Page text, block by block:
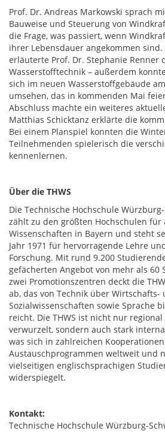
Prof. Dr. Andreas Markowski sprach
Bauweise und Steuerung von
die Frage, was passiert, wenn
ihrer Lebensdauer angekommen
erläuterte Prof. Dr. Stephanie Renner
Wasserstofftechnik – außerdem
sich im neuen Wasserstoffgebäude
umsehen, das in kommenden Mai
Abschluss machte ein weiteres
Matthias Schicktanz erklärte die
Bei einem Planspiel konnten die
Teilnehmenden spielerisch die
kennenlernen.
Über die THWS
Die Technische Hochschule
zählt zu den größten Hochschulen für
Wissenschaften in Bayern und steht
Jahr 1971 für hervorragende Lehre
Forschung. Mit rund 9.200
gefächerten Angebot von mehr als 60
zwei Promotionszentren deckt die
ab, das von Technik über Wirtschafts-
Sozialwissenschaften sowie Sprache
reicht. Die THWS ist nicht nur
verwurzelt, sondern auch stark
was sich in zahlreichen
Austauschprogrammen weltweit und
vielseitigen englischsprachigen
widerspiegelt.
Kontakt:
Technische Hochschule Würzburg-